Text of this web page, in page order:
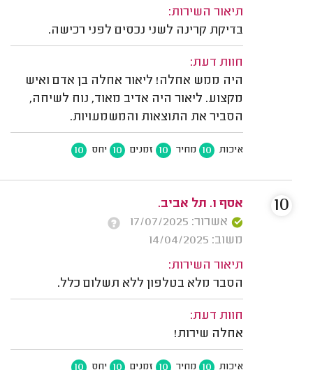
תיאור השירות:
בדיקת קרינה לשני נכסים לפני רכישה.
חוות דעת:
היה ממש אחלה! ליאור אחלה בן אדם ואיש
מקצוע. ליאור היה אדיב מאוד, נוח לשיחה,
הסביר את התוצאות והמשמעויות.
איכות 10 מחיר 10 זמנים 10 יחס 10
אסף ו. תל אביב.
אשרור: 17/07/2025
משוב: 14/04/2025
תיאור השירות:
הסבר מלא בטלפון ללא תשלום כלל.
חוות דעת:
אחלה שירות!
איכות 10 מחיר 10 זמנים 10 יחס 10
10